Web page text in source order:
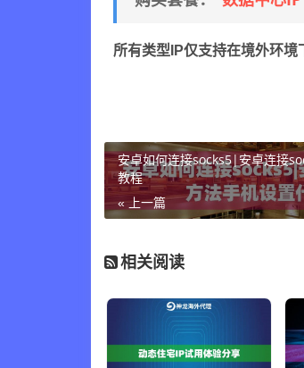
所有类型IP仅支持在境外环
安卓如何连接socks5|安卓连接
教程
« 上一篇
相关阅读